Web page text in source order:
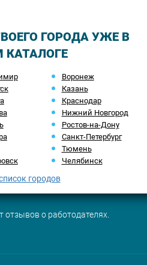
ГОРОДА УЖЕ В
Воронеж
Казань
Краснодар
Нижний Новгород
Ростов-на-Дону
Санкт-Петербург
Тюмень
Челябинск
городов
отзывов о работодателях.